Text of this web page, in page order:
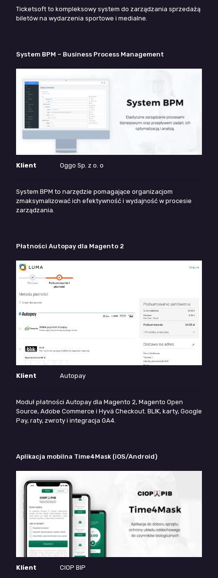
Ticketsoft to kompleksowy system do zarządzania sprzedażą
biletów na wydarzenia sportowe i medialne.
System BPM – Business Process Management
Klient Oggo Sp. z o. o
System BPM to narzędzie pomagające organizacjom
zmaksymalizować ich efektywność i wydajność w procesie
zarządzania.
Płatności Autopay dla Magento 2
Klient Autopay
Moduł płatności Autopay dla Magento 2, Magento Open
Source, Adobe Commerce i Hyvä Checkout. BLIK, karty, Google
Pay, raty, zwroty i integracja GA4.
Aplikacja mobilna Time4Mask (iOS/Android)
Klient CIOP BIP